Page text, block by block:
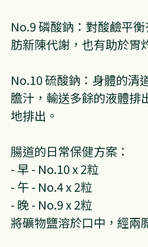
No.9 磷酸鈉：對酸鹼平
肪新陳代謝，也有助於胃
No.10 硫酸鈉：身體的清
膽汁，輸送多餘的液體排
地排出。
腸道的日常保健方案：
- 早 - No.10 x 2粒
- 午 - No.4 x 2粒
- 晚 - No.9 x 2粒
將礦物鹽溶於口中，經兩